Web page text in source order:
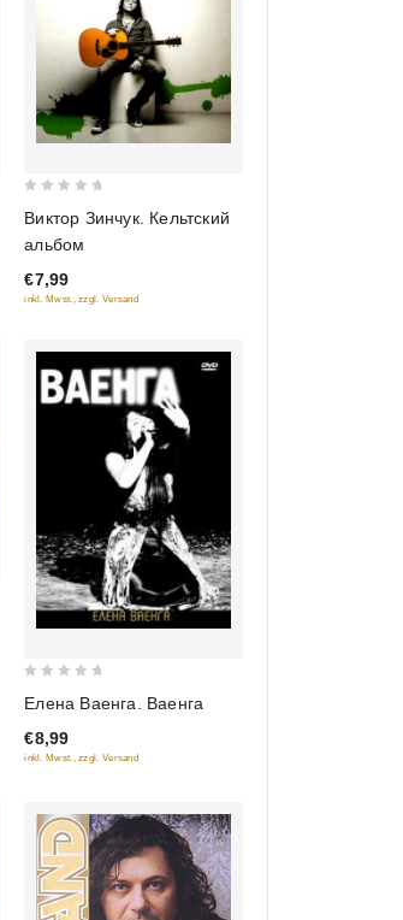
of
5
Виктор Зинчук. Кельтский
альбом
€7,99
inkl. Mwst., zzgl. Versand
of
5
Елена Ваенга. Ваенга
€8,99
inkl. Mwst., zzgl. Versand